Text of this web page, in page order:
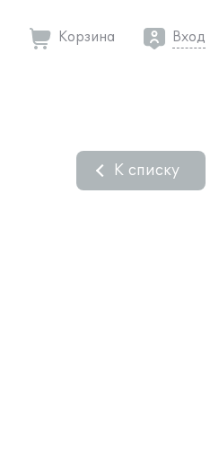
Корзина Вход
К списку